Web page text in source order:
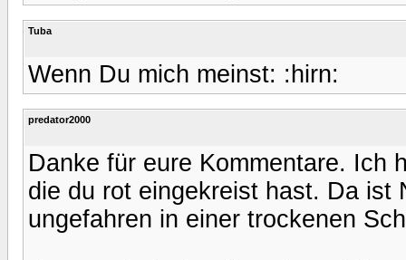
Tuba
Wenn Du mich meinst: :hirn:
predator2000
Danke für eure Kommentare. Ich
die du rot eingekreist hast. Da ist
ungefahren in einer trockenen